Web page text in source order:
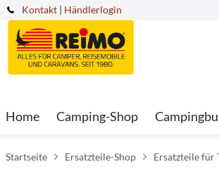
Kontakt | Händlerlogin
Home Camping-Shop
Startseite Ersatzteile-Shop Ersatzteile für